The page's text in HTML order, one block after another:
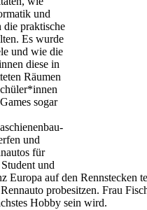
und
praktische
Es wurde
und wie die
diese in
Räumen
sogar
und
für
und
Europa auf den Rennstecken
probesitzen. Frau
Hobby sein wird.